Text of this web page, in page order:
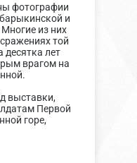
фотографии
и
из них
той
десятка лет
врагом на
выставки,
Первой
горе,